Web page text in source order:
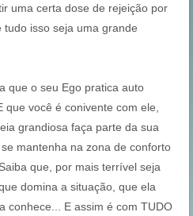
uma certa dose de rejeição por
tudo isso seja uma grande
que o seu Ego pratica auto
você é conivente com ele,
grandiosa faça parte da sua
mantenha na zona de conforto
que, por mais terrível seja
domina a situação, que ela
conhece... E assim é com TUDO